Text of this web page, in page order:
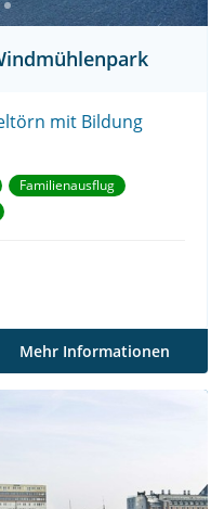
mit Bildung
Familienausflug
Mehr Informationen